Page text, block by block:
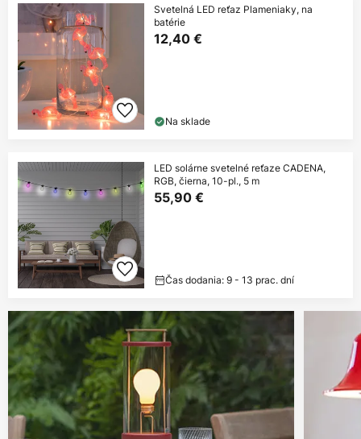
Svetelná LED reťaz Plameniaky, na
batérie
12,40 €
Na sklade
LED solárne svetelné reťaze CADENA,
RGB, čierna, 10-pl., 5 m
55,90 €
Čas dodania: 9 - 13 prac. dní